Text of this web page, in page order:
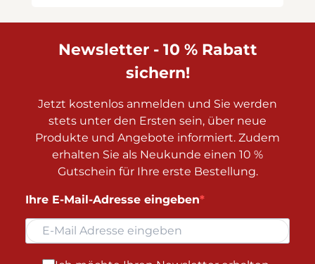
Newsletter - 10 % Rabatt
sichern!
Jetzt kostenlos anmelden und Sie werden
stets unter den Ersten sein, über neue
Produkte und Angebote informiert. Zudem
erhalten Sie als Neukunde einen 10 %
Gutschein für Ihre erste Bestellung.
Ihre E-Mail-Adresse eingeben